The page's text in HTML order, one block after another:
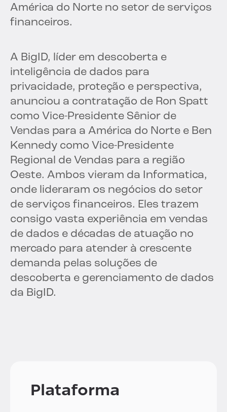
América do Norte no setor de serviços
financeiros.
A BigID, líder em descoberta e
inteligência de dados para
privacidade, proteção e perspectiva,
anunciou a contratação de Ron Spatt
como Vice-Presidente Sênior de
Vendas para a América do Norte e Ben
Kennedy como Vice-Presidente
Regional de Vendas para a região
Oeste. Ambos vieram da Informatica,
onde lideraram os negócios do setor
de serviços financeiros. Eles trazem
consigo vasta experiência em vendas
de dados e décadas de atuação no
mercado para atender à crescente
demanda pelas soluções de
descoberta e gerenciamento de dados
da BigID.
Plataforma